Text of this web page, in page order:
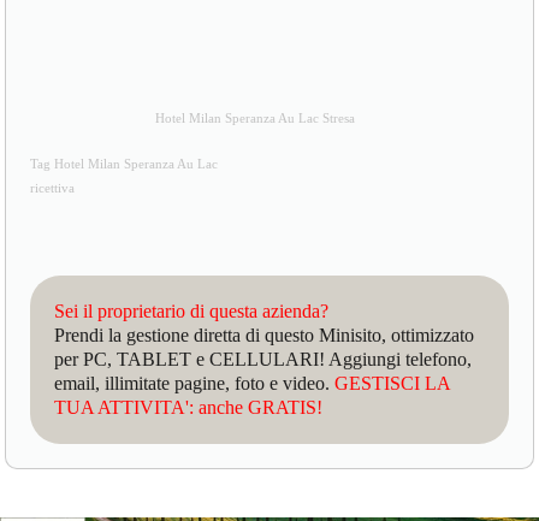
Hotel Milan Speranza Au Lac Stresa
Tag Hotel Milan Speranza Au Lac
ricettiva
Sei il proprietario di questa azienda?
Prendi la gestione diretta di questo Minisito, ottimizzato
per PC, TABLET e CELLULARI! Aggiungi telefono,
email, illimitate pagine, foto e video.GESTISCI LA
TUA ATTIVITA': anche GRATIS!